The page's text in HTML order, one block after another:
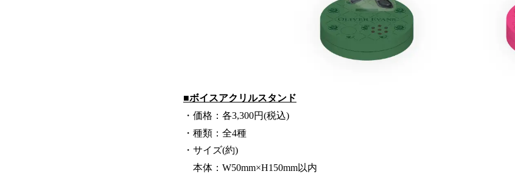
■ボイスアクリルスタンド
・価格：各3,300円(税込)
・種類：全4種
・サイズ(約)
本体：W50mm×H150mm以内